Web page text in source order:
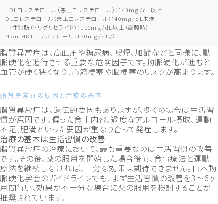
LDLコレステロール（悪玉コレステロール）：140mg/dL以上
DLコレステロール（善玉コレステロール）：40mg/dL未満
中性脂肪（トリグリセライド）：150mg/dL以上（空腹時）
Non-HDLコレステロール：170mg/dL以上
脂質異常症は、高血圧や糖尿病、喫煙、加齢などと同様に、動
脈硬化を進行させる重要な危険因子です。動脈硬化が進むと
血管が硬く狭くなり、心筋梗塞や脳梗塞のリスクが高まります。
脂質異常症の原因と治療の基本
脂質異常症は、遺伝的要因もありますが、多くの場合は生活習
慣が原因です。偏った食事内容、過度なアルコール摂取、運動
不足、肥満といった要因が重なり合って発症します。
治療の基本は生活習慣の改善
脂質異常症の治療において、最も重要なのは生活習慣の改善
です。その後、薬の服用を開始した場合後も、食事療法と運動
療法を継続しなければ、十分な効果は期待できません。日本動
脈硬化学会のガイドラインでも、まず生活習慣の改善を3〜6ヶ
月間行い、効果が不十分な場合に薬の服用を検討することが
推奨されています。